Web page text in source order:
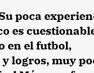
poca
es
en el futbol,
logros, muy